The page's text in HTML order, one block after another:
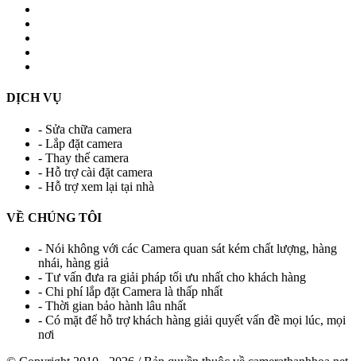
DỊCH VỤ
- Sửa chữa camera
- Lắp đặt camera
- Thay thế camera
- Hỗ trợ cài đặt camera
- Hỗ trợ xem lại tại nhà
VỀ CHÚNG TÔI
- Nói không với các Camera quan sát kém chất lượng, hàng
nhái, hàng giả
- Tư vấn đưa ra giải pháp tối ưu nhất cho khách hàng
- Chi phí lắp đặt Camera là thấp nhất
- Thời gian bảo hành lâu nhất
- Có mặt để hỗ trợ khách hàng giải quyết vấn đề mọi lúc, mọi
nơi